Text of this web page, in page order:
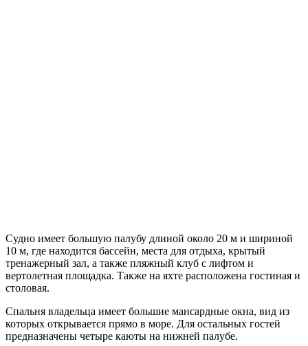
Судно имеет большую палубу длиной около 20 м и шириной
10 м, где находится бассейн, места для отдыха, крытый
тренажерный зал, а также пляжный клуб с лифтом и
вертолетная площадка. Также на яхте расположена гостиная и
столовая.
Спальня владельца имеет большие мансардные окна, вид из
которых открывается прямо в море. Для остальных гостей
предназначены четыре каюты на нижней палубе.